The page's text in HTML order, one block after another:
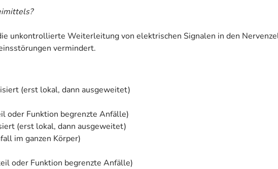
unkontrollierte Weiterleitung von elektrischen Signalen in den
vermindert.
(erst lokal, dann ausgeweitet)
oder Funktion begrenzte Anfälle)
(erst lokal, dann ausgeweitet)
im ganzen Körper)
oder Funktion begrenzte Anfälle)